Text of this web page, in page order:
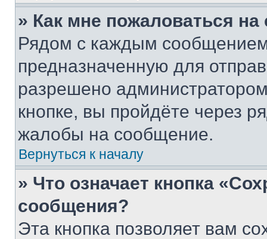
» Как мне пожаловаться
Рядом с каждым сообщением
предназначенную для
разрешено
кнопке, вы пройдёте через
жалобы на сообщение.
Вернуться к началу
» Что означает кнопка
сообщения?
Эта кнопка позволяет вам